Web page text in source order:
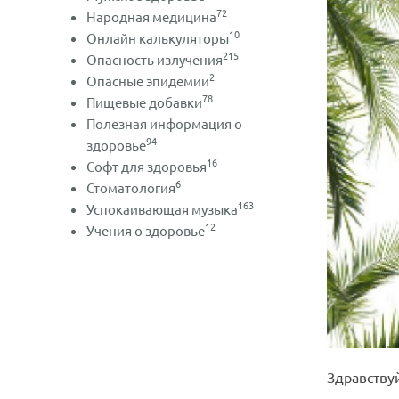
Народная медицина72
Онлайн калькуляторы10
Опасность излучения215
Опасные эпидемии2
Пищевые добавки78
Полезная информация о
здоровье94
Софт для здоровья16
Стоматология6
Успокаивающая музыка163
Учения о здоровье12